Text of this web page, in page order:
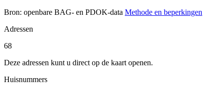
Bron: openbare BAG- en PDOK-data Methode en beperkingen
Adressen
68
Deze adressen kunt u direct op de kaart openen.
Huisnummers